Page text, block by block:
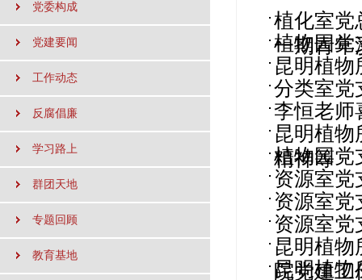
党委构成
党建要闻
工作动态
反腐倡廉
学习路上
群团天地
专题回顾
教育基地
植化室党
一期青年
植物园党
昆明植物
分类室党
李恒老师
昆明植物
精神等
植物园党
资源室党
资源室党
资源室党
昆明植物
院党建工
昆明植物